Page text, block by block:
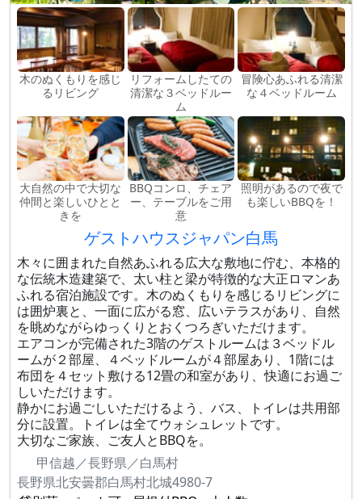
木のぬくもりを感じ
るリビング
リフォームしたての
清潔な３ベッドルー
ム
冒険心あふれる清潔
な４ベッドルーム
大自然の中で大切な
仲間と楽しいひとと
きを
BBQコンロ、チェア
ー、テーブルをご用
意
照明があるので夜で
も楽しいBBQを！
ゲストハウスジャパン白馬
木々に囲まれた自然あふれる広大な敷地に佇む、本格的
な伝統木造建築で、太い柱と梁が特徴的な大正ロマンあ
ふれる宿泊施設です。木のぬくもりを感じるリビングに
は囲炉裏と、一面に広がる窓、広いテラスがあり、自然
を眺めながらゆっくりとおくつろぎいただけます。
エアコンが完備された3階のゲストルームは３ベッドル
ームが２部屋、４ベッドルームが４部屋あり、1階には
布団を４セット敷ける12畳の和室があり、快適にお過ご
しいただけます。
静かにお過ごしいただけるよう、バス、トイレは共用部
分に設置。トイレは全てウォシュレットです。
大切なご家族、ご友人とBBQを。
甲信越／長野県／白馬村
長野県北安曇郡白馬村北城4980-7